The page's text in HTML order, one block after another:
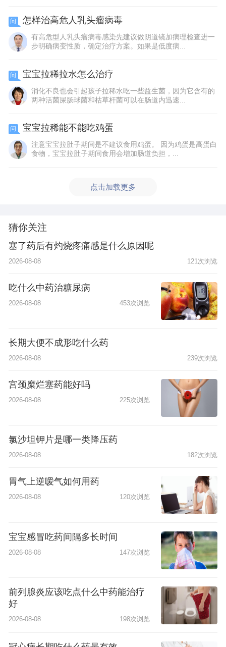
问 怎样治高危人乳头瘤病毒
有高危型人乳头瘤病毒感染先建议做阴道镜加病理检查进一
步明确病变性质，确定治疗方案。如果是低度病...
问 宝宝拉稀拉水怎么治疗
消化不良也会引起孩子拉稀水吃一些益生菌，因为它含有的
两种活菌屎肠球菌和枯草杆菌可以在肠道内迅速...
问 宝宝拉稀能不能吃鸡蛋
注意宝宝拉肚子期间是不建议食用鸡蛋。 因为鸡蛋是高蛋白
食物，宝宝拉肚子期间食用会增加肠道负担，...
点击加载更多
猜你关注
塞了药后有灼烧疼痛感是什么原因呢
2026-08-08 121次浏览
吃什么中药治糖尿病
2026-08-08 453次浏览
长期大便不成形吃什么药
2026-08-08 239次浏览
宫颈糜烂塞药能好吗
2026-08-08 225次浏览
氯沙坦钾片是哪一类降压药
2026-08-08 182次浏览
胃气上逆嗳气如何用药
2026-08-08 120次浏览
宝宝感冒吃药间隔多长时间
2026-08-08 147次浏览
前列腺炎应该吃点什么中药能治疗
好
2026-08-08 198次浏览